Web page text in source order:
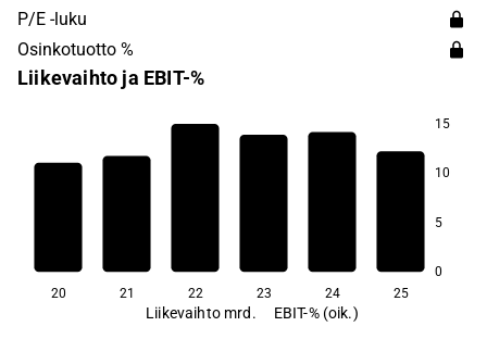
P/E -luku
Osinkotuotto %
Liikevaihto ja EBIT-%
15
10
5
0
20 21 22 23 24 25
Liikevaihto mrd. EBIT-% (oik.)